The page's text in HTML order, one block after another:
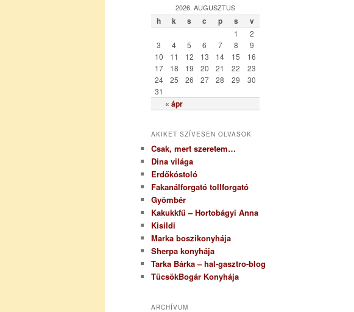
r
2026. AUGUSZTUS
h k s c p s v
« ápr
1
2
3
4 5 6 7 8
9
10
11 12 13 14 15
16
17
18 19 20 21 22
23
24
25 26 27 28 29
30
31
AKIKET SZÍVESEN OLVASOK
Csak, mert szeretem…
Dina világa
Erdőkóstoló
Fakanálforgató tollforgató
Gyömbér
Kakukkfű – Hortobágyi Anna
Kisildi
Marka boszikonyhája
Sherpa konyhája
Tarka Bárka – hal-gasztro-blog
TücsökBogár Konyhája
ARCHÍVUM